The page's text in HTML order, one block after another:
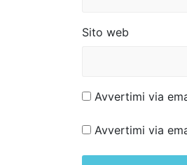
i
Sito web
Avvertimi via
Avvertimi via